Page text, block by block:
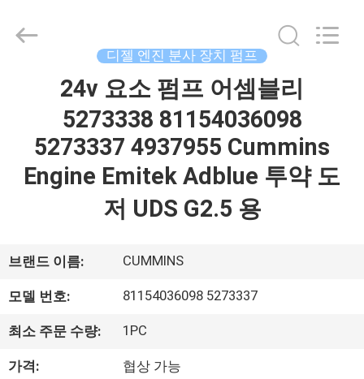
디
오
우
2021
디젤 엔진 분사 장치 펌프
24v 요소 펌프 어셈블리
5273338 81154036098
5273337 4937955 Cummins
Engine Emitek Adblue 투약 도
저 UDS G2.5 용
브랜드 이름: CUMMINS
모델 번호: 81154036098 5273337
최소 주문 수량: 1PC
가격: 협상 가능